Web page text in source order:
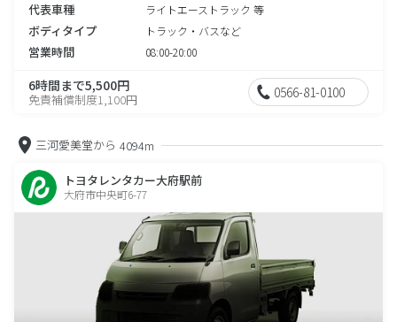
代表車種 ライトエーストラック 等
ボディタイプ トラック・バスなど
営業時間 08:00-20:00
6時間まで5,500円
免責補償制度1,100円 0566-81-0100
三河愛美堂から 4094m
トヨタレンタカー大府駅前
大府市中央町6-77